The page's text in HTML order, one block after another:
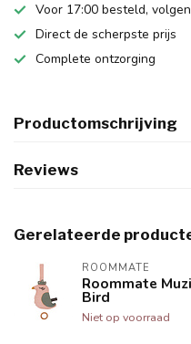
Voor 17:00 besteld,
Direct de scherpste prijs
Complete ontzorging
Productomschrijving
Reviews
Gerelateerde
ROOMMATE
Roommate
Bird
Niet op voorraad